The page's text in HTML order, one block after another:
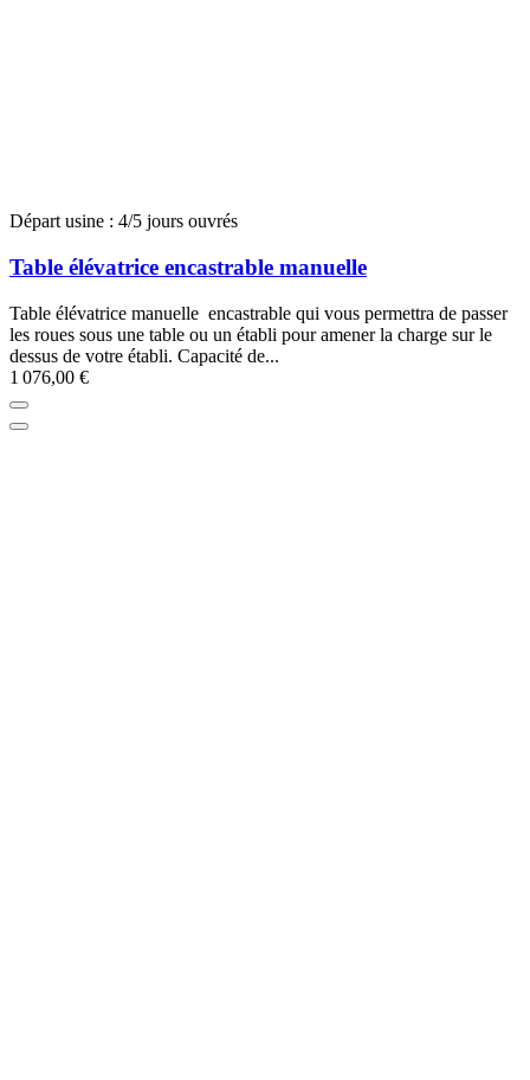
Départ usine : 4/5 jours ouvrés
Table élévatrice encastrable manuelle
Table élévatrice manuelle encastrable qui vous permettra de passer
les roues sous une table ou un établi pour amener la charge sur le
dessus de votre établi. Capacité de...
1 076,00 €